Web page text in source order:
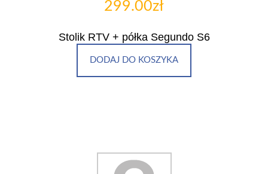
299.00zł
Stolik RTV + półka Segundo S6
DODAJ DO KOSZYKA